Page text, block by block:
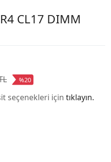
CL17 DIMM
%20
seçenekleri için tıklayın.